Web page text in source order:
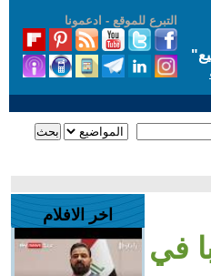
التبرع للموقع - ادعمونا
"
في
اخر الافلام